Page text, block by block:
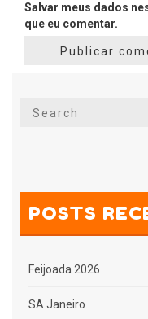
Salvar meus dados
que eu comentar.
for:
POSTS
Feijoada 2026
SA Janeiro